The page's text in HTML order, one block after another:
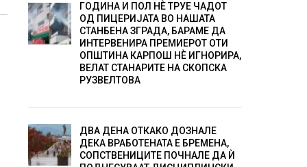
ГОДИНА И ПОЛ НÈ ТРУЕ ЧАДОТ
ОД ПИЦЕРИЈАТА ВО НАШАТА
СТАНБЕНА ЗГРАДА, БАРАМЕ ДА
ИНТЕРВЕНИРА ПРЕМИЕРОТ ОТИ
ОПШТИНА КАРПОШ НÈ ИГНОРИРА,
ВЕЛАТ СТАНАРИТЕ НА СКОПСКА
РУЗВЕЛТОВА
ДВА ДЕНА ОТКАКО ДОЗНАЛЕ
ДЕКА ВРАБОТЕНАТА Е БРЕМЕНА,
СОПСТВЕНИЦИТЕ ПОЧНАЛЕ ДА Ѝ